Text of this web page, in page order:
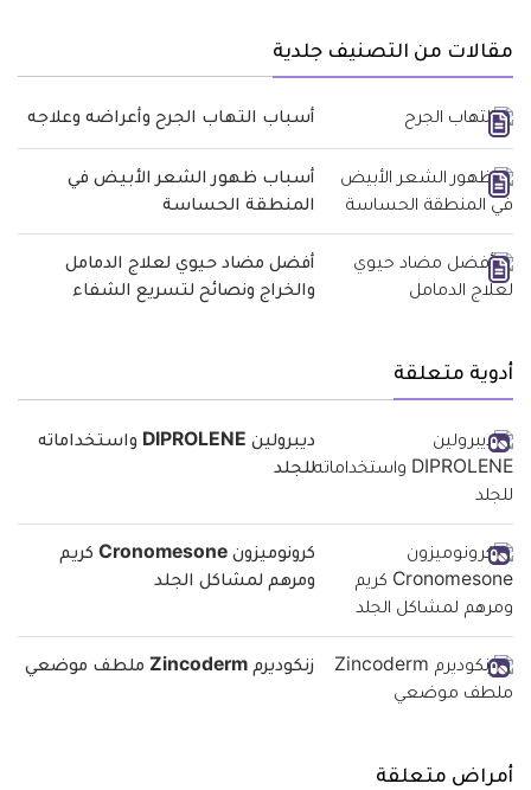
مقالات من التصنيف جلدية
أسباب التهاب الجرح وأعراضه وعلاجه
أسباب ظهور الشعر الأبيض في
المنطقة الحساسة
أفضل مضاد حيوي لعلاج الدمامل
والخراج ونصائح لتسريع الشفاء
أدوية متعلقة
ديبرولين DIPROLENE واستخداماته
للجلد
كرونوميزون Cronomesone كريم
ومرهم لمشاكل الجلد
زنكوديرم Zincoderm ملطف موضعي
أمراض متعلقة